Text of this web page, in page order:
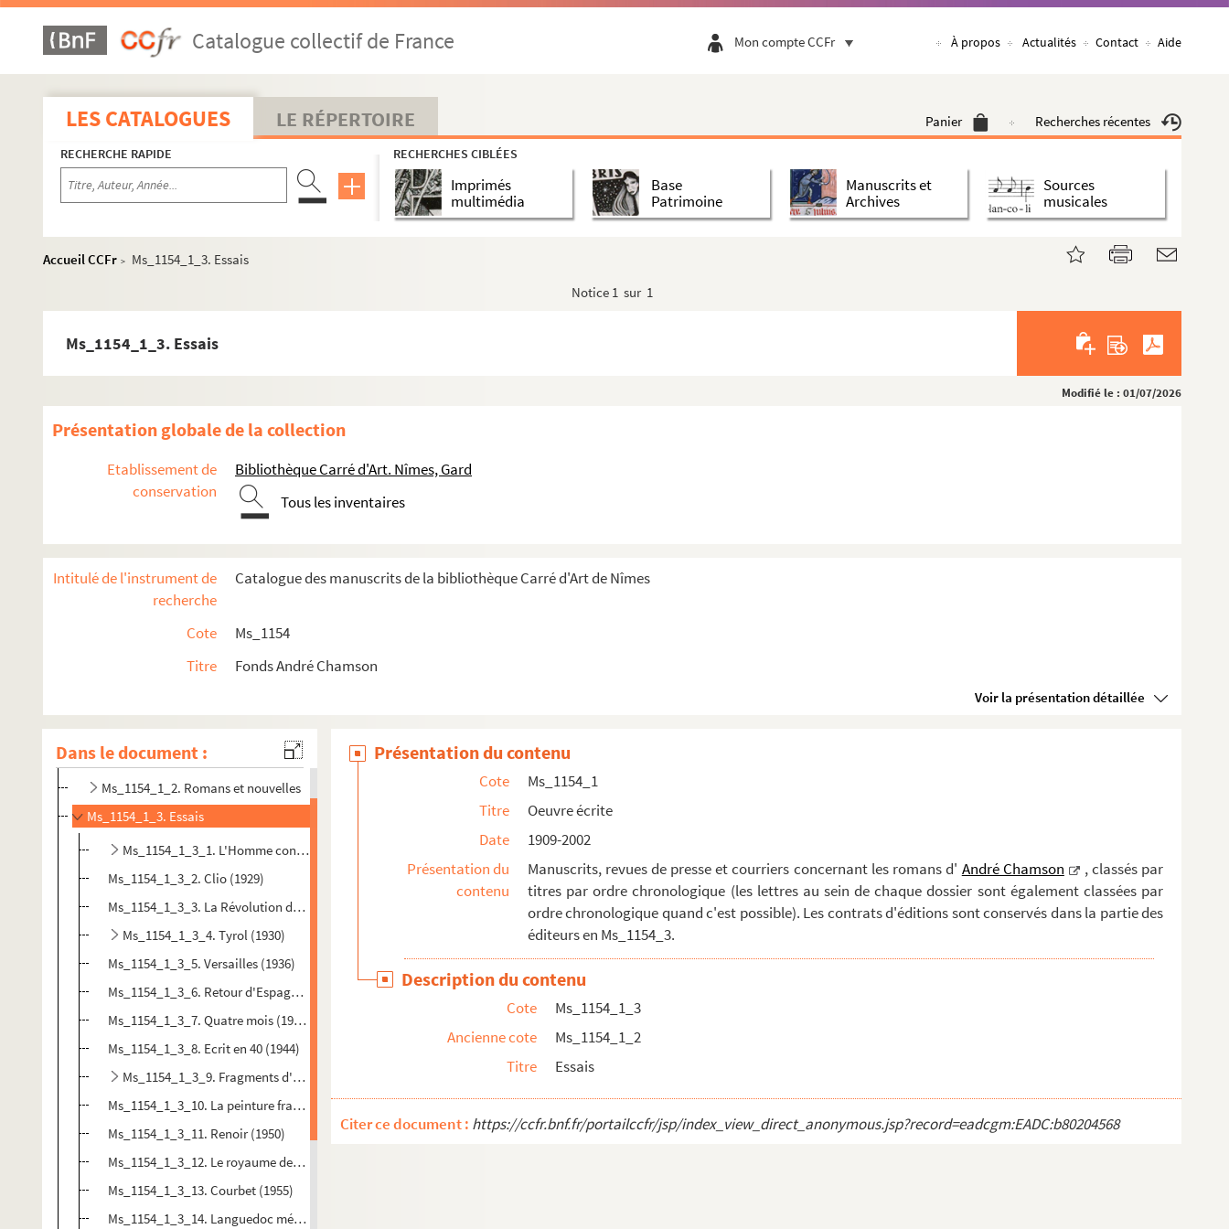
Catalogue collectif de France Mon compte CCFr À propos Actualités Contact Aide
LES CATALOGUES LE RÉPERTOIRE Panier Recherches récentes
RECHERCHE RAPIDE RECHERCHES CIBLÉES
Imprimés
multimédia
Base
Patrimoine
Manuscrits et
Archives
Sources
musicales
Accueil CCFr >
Ms_1154_1_3. Essais
Notice 1 sur 1
Ms_1154_1_3. Essais
Modifié le : 01/07/2026
Présentation globale de la collection
Etablissement de
conservation
Bibliothèque Carré d'Art. Nîmes, Gard
Tous les inventaires
Intitulé de l'instrument de
recherche
Catalogue des manuscrits de la bibliothèque Carré d'Art de Nîmes
Cote
Ms_1154
Titre
Fonds André Chamson
Voir la présentation détaillée
Dans le document :
Ms_1154_1. Oeuvre écrite
Ms_1154_1_1.Étude sur la géographie historique et l’histoire de l’évêché d’Arisitum du VIe au VIIIe siècle
Ms_1154_1_2. Romans et nouvelles
Ms_1154_1_3. Essais
Ms_1154_1_3_1. L'Homme contre l'Histoire : essai sur la puissance de l'uchronie (1927)
Ms_1154_1_3_2. Clio (1929)
Ms_1154_1_3_3. La Révolution de 19 (1930)
Ms_1154_1_3_4. Tyrol (1930)
Ms_1154_1_3_5. Versailles (1936)
Ms_1154_1_3_6. Retour d'Espagne (1937)
Ms_1154_1_3_7. Quatre mois (1940)
Ms_1154_1_3_8. Ecrit en 40 (1944)
Ms_1154_1_3_9. Fragments d'un Liber Veritatis (1946)
Ms_1154_1_3_10. La peinture française au Louvre (1948)
Ms_1154_1_3_11. Renoir (1950)
Ms_1154_1_3_12. Le royaume des Hautes-Terres (1950)
Ms_1154_1_3_13. Courbet (1955)
Ms_1154_1_3_14. Languedoc méditerranéen (1956)
Présentation du contenu
Cote
Ms_1154_1
Titre
Oeuvre écrite
Date
1909-2002
Présentation du
contenu
Manuscrits, revues de presse et courriers concernant les romans d' André Chamson
, classés par
titres par ordre chronologique (les lettres au sein de chaque dossier sont également classées par
ordre chronologique quand c'est possible). Les contrats d'éditions sont conservés dans la partie des
éditeurs en Ms_1154_3.
Description du contenu
Cote
Ms_1154_1_3
Ancienne cote
Ms_1154_1_2
Titre
Essais
Citer ce document : https://ccfr.bnf.fr/portailccfr/jsp/index_view_direct_anonymous.jsp?record=eadcgm:EADC:b80204568